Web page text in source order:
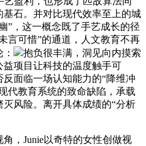
石。并对比现代效率至上的城
”，这一概念既了手艺成长的径
言可惜”的通道，人文教育不再
抱负很丰满，洞见向内摸索
项目让科技的温度触手可
面临一场认知能力的“降维冲
代教育系统的致命缺陷，承载
风险。离开具体成绩的“分析
，Junie以奇特的女性创做视